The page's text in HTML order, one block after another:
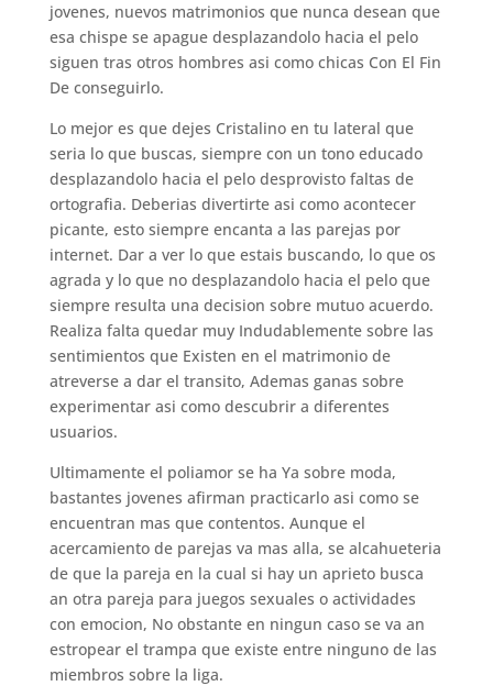
jovenes, nuevos matrimonios que nunca desean que
esa chispe se apague desplazandolo hacia el pelo
siguen tras otros hombres asi­ como chicas Con El Fin
De conseguirlo.
Lo mejor es que dejes Cristalino en tu lateral que
seri­a lo que buscas, siempre con un tono educado
desplazandolo hacia el pelo desprovisto faltas de
ortografia. Deberias divertirte asi­ como acontecer
picante, esto siempre encanta a las parejas por
internet. Dar a ver lo que estais buscando, lo que os
agrada y lo que no desplazandolo hacia el pelo que
siempre resulta una decision sobre mutuo acuerdo.
Realiza falta quedar muy Indudablemente sobre las
sentimientos que Existen en el matrimonio de
atreverse a dar el transito, Ademas ganas sobre
experimentar asi­ como descubrir a diferentes
usuarios.
Ultimamente el poliamor se ha Ya sobre moda,
bastantes jovenes afirman practicarlo asi­ como se
encuentran mas que contentos. Aunque el
acercamiento de parejas va mas alla, se alcahueteria
de que la pareja en la cual si hay un aprieto busca
an otra pareja para juegos sexuales o actividades
con emocion, No obstante en ningun caso se va an
estropear el trampa que existe entre ninguno de las
miembros sobre la liga.